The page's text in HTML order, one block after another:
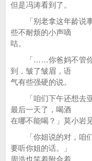
但是冯涛看到了。
「别老拿这年龄说事
些不耐烦的小声嘀
咕。
「……你爸妈不管你
到，皱了皱眉，语
气有些强硬的说。
「咱们下午还想去亚
最后一天了，喝酒
在哪不能喝？」莫小岩
「你姐说的对，咱们
要听你姐的话。」
周浩也笑着附合着。